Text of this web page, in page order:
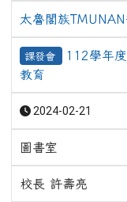
太魯閣族
課發會
112學年
教育
2024-02-21
圖書室
校長 許壽亮